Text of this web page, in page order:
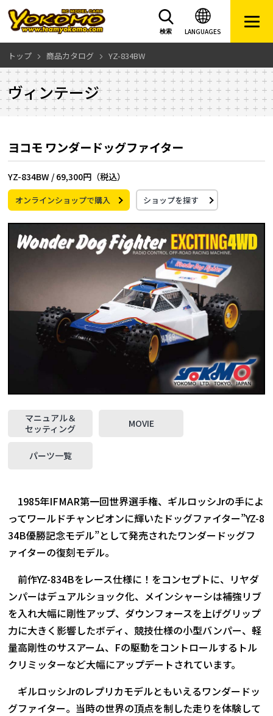
LANGUAGES
検索
トップ 商品カタログ YZ-834BW
ヴィンテージ
ヨコモ ワンダードッグファイター
YZ-834BW / 69,300円（税込）
オンラインショップで購入 ショップを探す
マニュアル＆
セッティング
MOVIE
パーツ一覧
1985年IFMAR第一回世界選手権、ギルロッシJrの手によ
ってワールドチャンピオンに輝いたドッグファイター”YZ-8
34B優勝記念モデル”として発売されたワンダードッグフ
ァイターの復刻モデル。
前作YZ-834Bをレース仕様に！をコンセプトに、リヤダ
ンパーはデュアルショック化、メインシャーシは補強リブ
を入れ大幅に剛性アップ、ダウンフォースを上げグリップ
力に大きく影響したボディ、競技仕様の小型バンパー、軽
量高剛性のサスアーム、Fの駆動をコントロールするトル
クリミッターなど大幅にアップデートされています。
ギルロッシJrのレプリカモデルともいえるワンダードッ
グファイター。当時の世界の頂点を制した走りを体験して